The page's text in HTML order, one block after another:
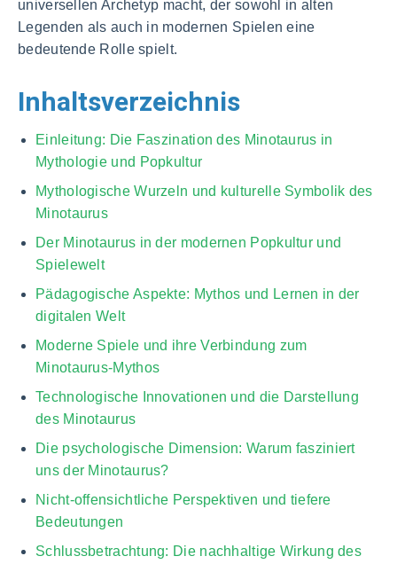
universellen Archetyp macht, der sowohl in alten
Legenden als auch in modernen Spielen eine
bedeutende Rolle spielt.
Inhaltsverzeichnis
Einleitung: Die Faszination des Minotaurus in
Mythologie und Popkultur
Mythologische Wurzeln und kulturelle Symbolik des
Minotaurus
Der Minotaurus in der modernen Popkultur und
Spielewelt
Pädagogische Aspekte: Mythos und Lernen in der
digitalen Welt
Moderne Spiele und ihre Verbindung zum
Minotaurus-Mythos
Technologische Innovationen und die Darstellung
des Minotaurus
Die psychologische Dimension: Warum fasziniert
uns der Minotaurus?
Nicht-offensichtliche Perspektiven und tiefere
Bedeutungen
Schlussbetrachtung: Die nachhaltige Wirkung des